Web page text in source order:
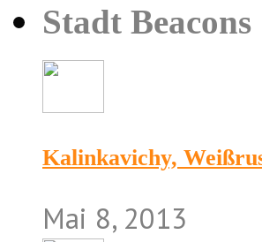
Stadt Beacons
Kalinkavichy,
Mai 8, 2013